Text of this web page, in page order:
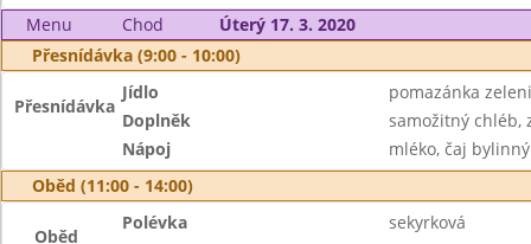
Menu
Chod
Úterý 17. 3. 2020
Přesnídávka (9:00 - 10:00)
Přesnídávka
Jídlo
pomazánka
Doplněk
samožitný chléb,
Nápoj
mléko, čaj bylinný
Oběd (11:00 - 14:00)
Oběd
Polévka
sekyrková